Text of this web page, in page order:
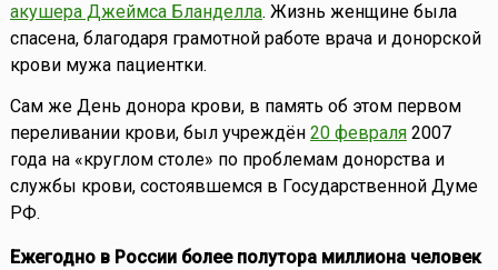
акушера Джеймса Бланделла. Жизнь женщине была
спасена, благодаря грамотной работе врача и донорской
крови мужа пациентки.
Сам же День донора крови, в память об этом первом
переливании крови, был учреждён 20 февраля2007
года на «круглом столе» по проблемам донорства и
службы крови, состоявшемся в Государственной Думе
РФ.
Ежегодно в России более полутора миллиона человек